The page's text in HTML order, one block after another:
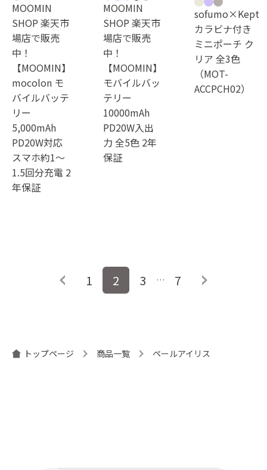
MOOMIN
SHOP 楽天市
場店で販売
中！
【MOOMIN】
mocolon モ
バイルバッテ
リー
5,000mAh
PD20W対応
スマホ約1～
1.5回分充電 2
年保証
MOOMIN
SHOP 楽天市
場店で販売
中！
【MOOMIN】
モバイルバッ
テリー
10000mAh
PD20W入出
力 全5色 2年
保証
sofumo×Kept
カラビナ付き
ミニポーチ ク
リア 全3色
（MOT-
ACCPCH02）
ー
1 2 3 … 7
トップページ 商品一覧 ペールアイリス